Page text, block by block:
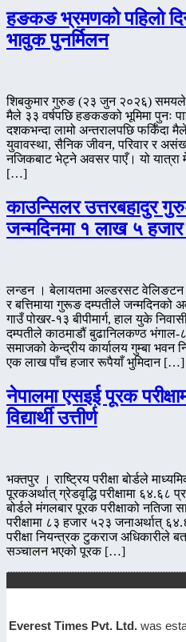
हङकङ भ्रमणको पहिलो
भावुक पुनर्मिलन
शिबकुमार गुरुङ (२३ जुन २०२६) समयले
मैले ३३ वर्षपछि हङकङको भूमिमा पुनः
दशकभन्दा लामो अन्तरालपछि फर्किँदा
युवावस्था, सैनिक जीवन, परिवार र
नजिकबाट भेट्ने अवसर पाएँ। यो यात्रा
[…]
काउन्सिलर उत्तरबहादुर
जन्मदिनमा १ लाख ५ हजार
लन्डन । बेलायतमा अल्डरसट वेलिङटन
र बत्तिमाया गुरूङ दम्पतीले जन्मदिनको
गाउँ पोखर-१३ बीपीमार्ग, हाल युके
दम्पतीले काठमाडौं बुढानिलकण्ठ भंगाल-
समाजको केन्द्रीय कार्यालय गुम्बा भवन
एक लाख पाँच हजार रूपैयाँ भुमिदान […]
नेपालमा एसइई पूरक
विद्यार्थी उत्तीर्ण
भक्तपुर । राष्ट्रिय परीक्षा बोर्डले
पूरकअर्थात् ग्रेडवृद्धि परीक्षामा ६४.६८
बोर्डले मंगलबार पूरक परीक्षाको नतिजा
परीक्षामा ८३ हजार ५२३ जनाअर्थात्
परीक्षा नियन्त्रक टुकराज अधिकारीले
सञ्चालन भएको पूरक […]
Everest Times Pvt. Ltd. was